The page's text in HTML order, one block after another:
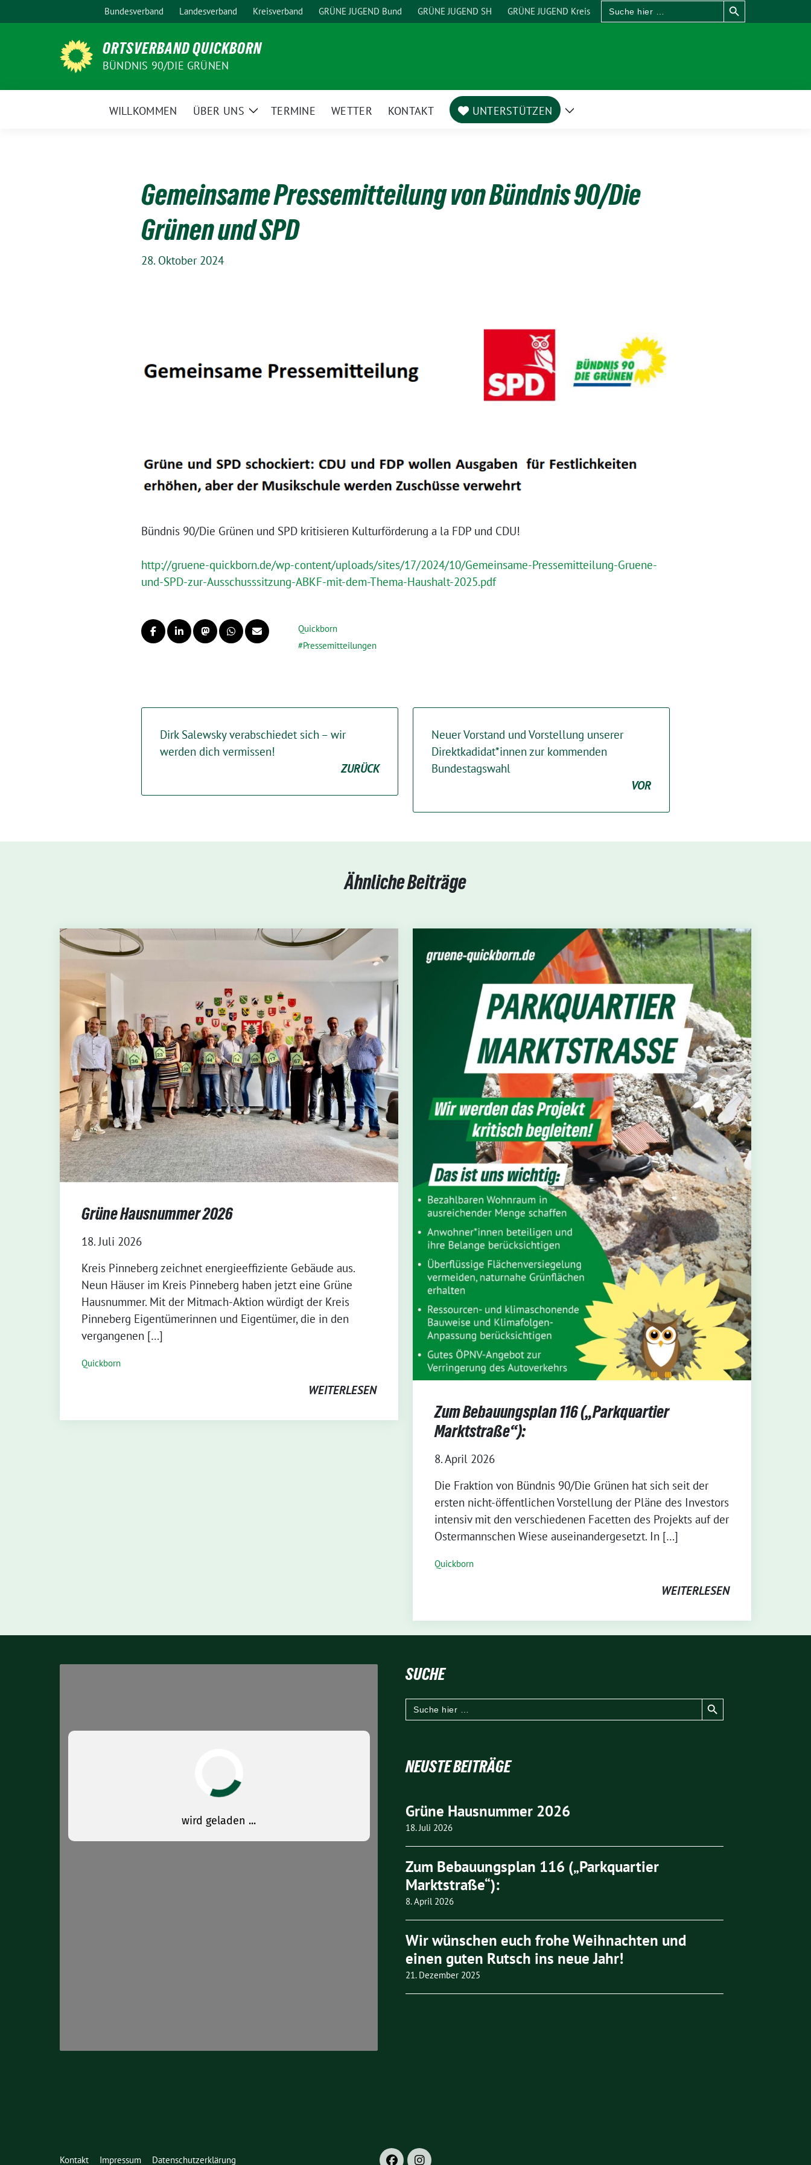
zum
Bundesverband Landesverband Kreisverband GRÜNE JUGEND Bund GRÜNE JUGEND SH GRÜNE JUGEND Kreis
Search
for:
ORTSVERBAND QUICKBORN
BÜNDNIS 90/DIE GRÜNEN
WILLKOMMEN ÜBER UNS
ZeigeTERMINE WETTER KONTAKT UNTERSTÜTZEN
Zeige
Gemeinsame Pressemitteilung von Bündnis 90/Die
Grünen und SPD
28. Oktober 2024
Bündnis 90/Die Grünen und SPD kritisieren Kulturförderung a la FDP und CDU!
http://gruene-quickborn.de/wp-content/uploads/sites/17/2024/10/Gemeinsame-Pressemitteilung-Gruene-
und-SPD-zur-Ausschusssitzung-ABKF-mit-dem-Thema-Haushalt-2025.pdf
Quickborn
Pressemitteilungen
Dirk Salewsky verabschiedet sich – wir
werden dich vermissen!
ZURÜCK
Neuer Vorstand und Vorstellung unserer
Direktkadidat*innen zur kommenden
Bundestagswahl
VOR
Ähnliche Beiträge
Grüne Hausnummer 2026
18. Juli 2026
Kreis Pinneberg zeichnet energieeffiziente Gebäude aus.
Neun Häuser im Kreis Pinneberg haben jetzt eine Grüne
Hausnummer. Mit der Mitmach-Aktion würdigt der Kreis
Pinneberg Eigentümerinnen und Eigentümer, die in den
vergangenen […]
Quickborn
WEITERLESEN
Zum Bebauungsplan 116 („Parkquartier
Marktstraße“):
8. April 2026
Die Fraktion von Bündnis 90/Die Grünen hat sich seit der
ersten nicht-öffentlichen Vorstellung der Pläne des Investors
intensiv mit den verschiedenen Facetten des Projekts auf der
Ostermannschen Wiese auseinandergesetzt. In […]
Quickborn
WEITERLESEN
SUCHE
Search
for:
Search Button
NEUSTE BEITRÄGE
Grüne Hausnummer 2026
18. Juli 2026
Zum Bebauungsplan 116 („Parkquartier
Marktstraße“):
8. April 2026
Wir wünschen euch frohe Weihnachten und
einen guten Rutsch ins neue Jahr!
21. Dezember 2025
Kontakt Impressum Datenschutzerklärung